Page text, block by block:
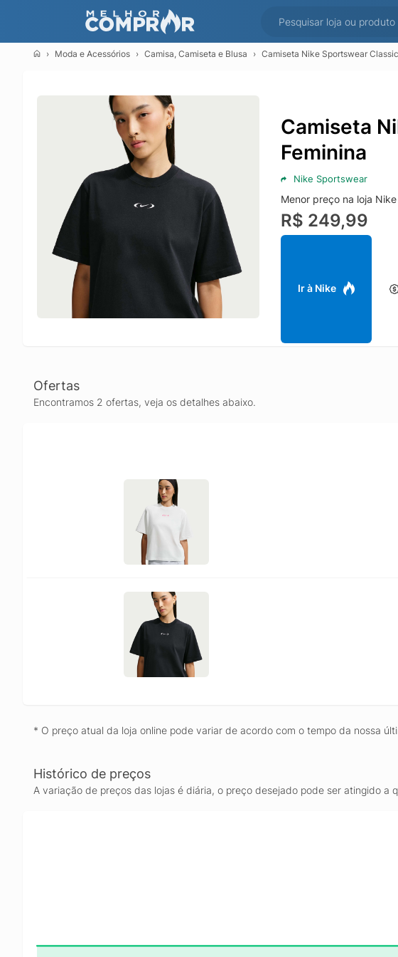
Moda e Acessórios Camisa, Camiseta e Blusa Camiseta Nike Sportswear
Camiseta
Feminina
Nike Sportswear
Menor preço na loja Nike
R$ 249,99
Ir à Nike
Ofertas
Encontramos 2 ofertas, veja os detalhes abaixo.
* O preço atual da loja online pode variar de acordo com o tempo da nossa
Histórico de preços
A variação de preços das lojas é diária, o preço desejado pode ser atingido a